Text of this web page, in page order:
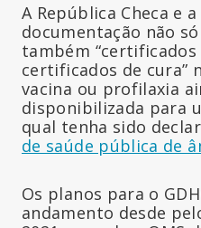
A República Checa e
documentação não
também
certificados de cura”
vacina ou profilaxia
disponibilizada para
qual tenha sido
de saúde pública de
Os planos para o
andamento desde